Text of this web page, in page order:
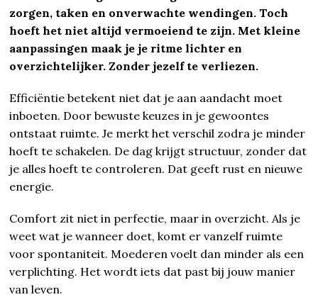
zorgen, taken en onverwachte wendingen. Toch
hoeft het niet altijd vermoeiend te zijn. Met kleine
aanpassingen maak je je ritme lichter en
overzichtelijker. Zonder jezelf te verliezen.
Efficiëntie betekent niet dat je aan aandacht moet
inboeten. Door bewuste keuzes in je gewoontes
ontstaat ruimte. Je merkt het verschil zodra je minder
hoeft te schakelen. De dag krijgt structuur, zonder dat
je alles hoeft te controleren. Dat geeft rust en nieuwe
energie.
Comfort zit niet in perfectie, maar in overzicht. Als je
weet wat je wanneer doet, komt er vanzelf ruimte
voor spontaniteit. Moederen voelt dan minder als een
verplichting. Het wordt iets dat past bij jouw manier
van leven.